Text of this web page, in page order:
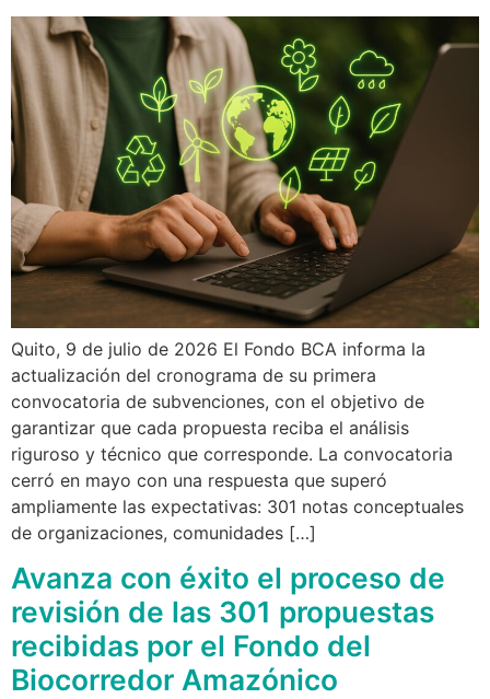
Quito, 9 de julio de 2026 El Fondo BCA informa la
actualización del cronograma de su primera
convocatoria de subvenciones, con el objetivo de
garantizar que cada propuesta reciba el análisis
riguroso y técnico que corresponde. La convocatoria
cerró en mayo con una respuesta que superó
ampliamente las expectativas: 301 notas conceptuales
de organizaciones, comunidades […]
Avanza con éxito el proceso de
revisión de las 301 propuestas
recibidas por el Fondo del
Biocorredor Amazónico